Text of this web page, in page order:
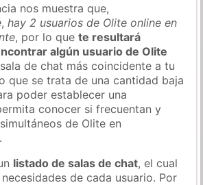
nos muestra que,
,hay 2 usuarios de Olite online en
, por lo quete resultará
algún usuario de Olite
de chat más coincidente a tu
que se trata de una cantidad baja
poder establecer una
conocer si frecuentan y
de Olite en
listado de salas de chat, el cual
de cada usuario. Por